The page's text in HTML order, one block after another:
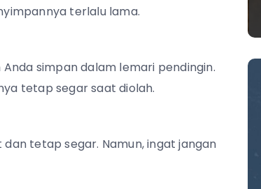
terlalu lama.
simpan dalam lemari pendingin.
tetap segar saat diolah.
tetap segar. Namun, ingat jangan